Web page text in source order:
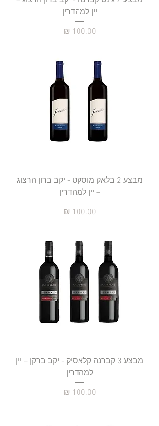
יין למהדרין
מחיר
מבצע 2 בלאק מוסקט - יקב ברון הרצוג
– יין למהדרין
מחיר
מבצע 3 קברנה קלאסיק - יקב ברקן – יין
למהדרין
מחיר